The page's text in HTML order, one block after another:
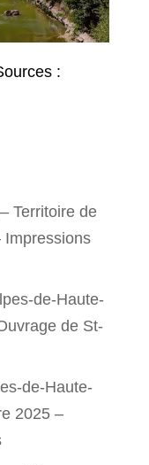
:
Territoire de
Impressions
de-Haute-
de St-
de-Haute-
2025 –